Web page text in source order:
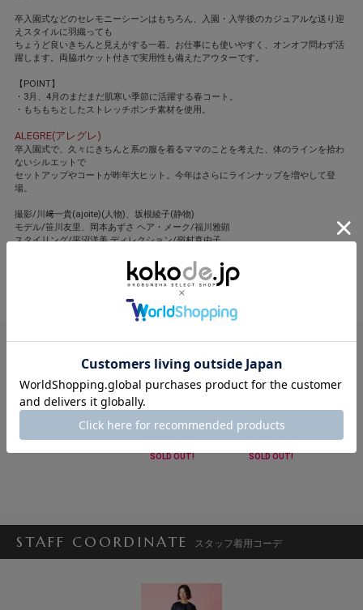
卒入園式などのセレモニーシーンはもちろん、入園・入学後のカジュアルな送り迎
えスタイルに羽織っても
ちょうど良いきちんと見えがする一着。お仕事にも使いやすく、オンオフ問わず活
躍します。両脇ポケット付きで実用性も備えたアウターです。
【POINT】
・3月、4月のまだまだ肌寒い季節に活躍する春コート。
・もちもちとしたストレッチポンチ素材を使用。
ALEGRE(アレグレ)
卒入園式で、久々にきちんと系の服を着るママのことを考えた、体のラインを拾わ
ないシルエットで
セットアップやコートが昨年大ヒット。今年はさらにラインナップを増やして登
場。
撮影/川﨑一貴(ajoite)(人物)、坂根綾子(静物)
モデル/笹川友里、岡本あずさ ヘア・メーク/福川雅顕
スタイリング/平沼洋美 ディレクション/嶺村真由子
閉じる
VERY STORE
VERY STORE セレクション
7,700円
ALEGRE
16,500円
SOLD OUT!
ALEGRE
18,700円
SOLD OUT!
STAFF COORDINATE スタッフ着用コーデ